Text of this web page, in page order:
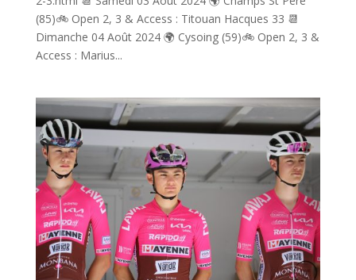
(85)🚲 Open 2, 3 & Access : Titouan Hacques 33 📆
Dimanche 04 Août 2024 🌍 Cysoing (59)🚲 Open 2, 3 &
Access : Marius...